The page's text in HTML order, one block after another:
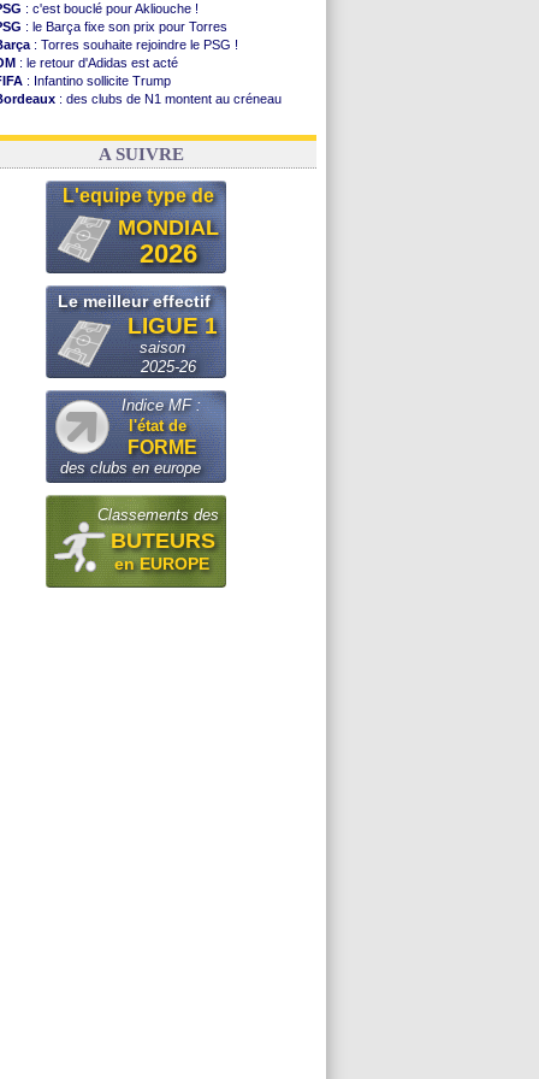
: c'est bouclé pour Akliouche !
: le Barça fixe son prix pour Torres
: Torres souhaite rejoindre le PSG !
: le retour d'Adidas est acté
: Infantino sollicite Trump
: des clubs de N1 montent au créneau
: le démenti de Leipzig pour Diomandé
A SUIVRE
L'equipe type de
MONDIAL
2026
Le meilleur effectif
LIGUE 1
saison
2025-26
Indice MF :
l'état de
FORME
des clubs en europe
Classements des
BUTEURS
en EUROPE